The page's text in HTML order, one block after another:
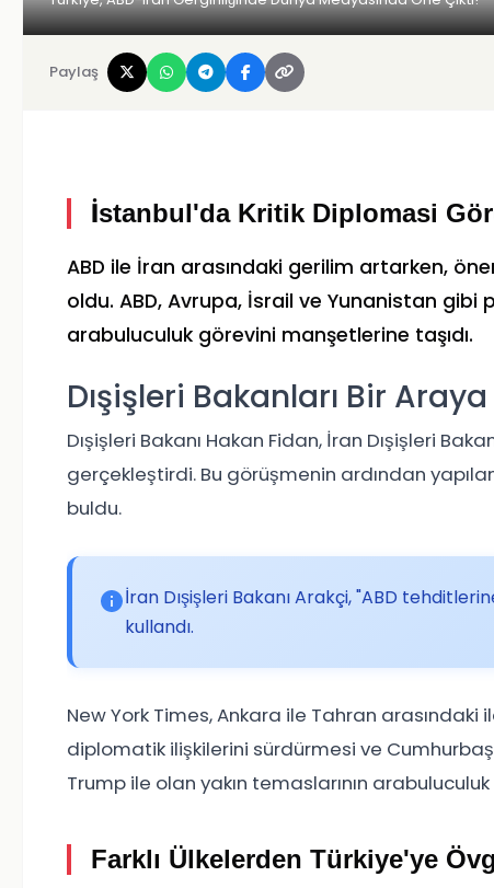
Paylaş
İstanbul'da Kritik Diplomasi
ABD ile İran arasındaki gerilim artarken,
oldu. ABD, Avrupa, İsrail ve Yunanistan gibi
arabuluculuk görevini manşetlerine taşıdı.
Dışişleri Bakanları Bir
Dışişleri Bakanı Hakan Fidan, İran Dışişleri
gerçekleştirdi. Bu görüşmenin ardından
buldu.
İran Dışişleri Bakanı Arakçi, "ABD
kullandı.
New York Times, Ankara ile Tahran
diplomatik ilişkilerini sürdürmesi ve
Trump ile olan yakın temaslarının
Farklı Ülkelerden Türkiye'ye